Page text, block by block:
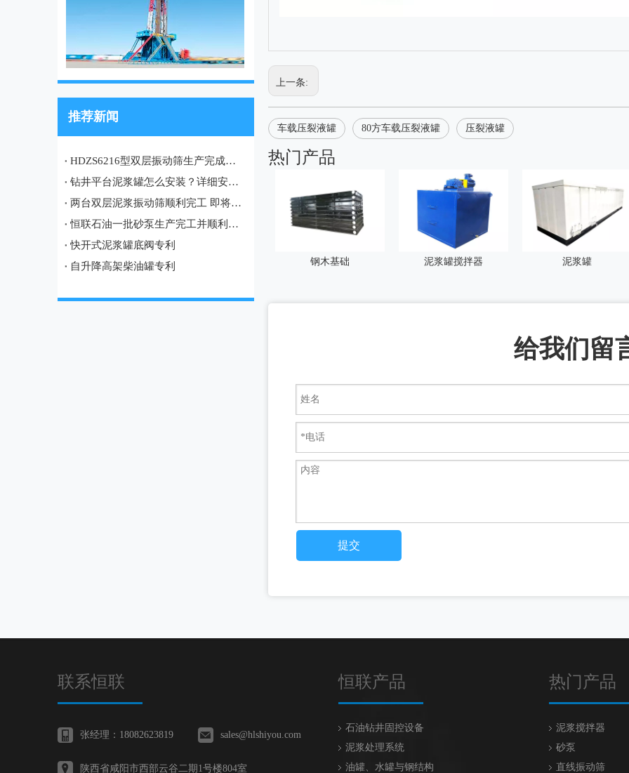
推荐新闻
HDZS6216型双层振动筛生产完成，即将发往土库曼斯坦油田项目
钻井平台泥浆罐怎么安装？详细安装流程、注意事项及现场案例
两台双层泥浆振动筛顺利完工 即将发往哈萨克斯坦油田项目
恒联石油一批砂泵生产完工并顺利发往宝鸡
快开式泥浆罐底阀专利
自升降高架柴油罐专利
上一条:
车载压裂液罐 80方车载压裂液罐 压裂液罐
热门产品
钢木基础 泥浆罐搅拌器 泥浆罐
给我们留
提交
联系恒联
张经理：18082623819 sales@hlshiyou.com
陕西省咸阳市西部云谷二期1号楼804室
恒联产品
石油钻井固控设备
泥浆处理系统
油罐、水罐与钢结构
热门产品
泥浆搅拌器
砂泵
直线振动筛